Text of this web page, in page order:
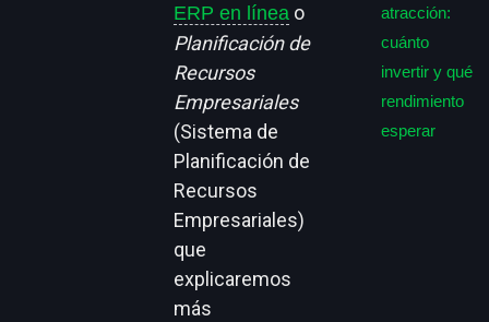
ERP en línea o
Planificación de
Recursos
Empresariales
(Sistema de
Planificación de
Recursos
Empresariales)
que
explicaremos
más
atracción:
cuánto
invertir y qué
rendimiento
esperar